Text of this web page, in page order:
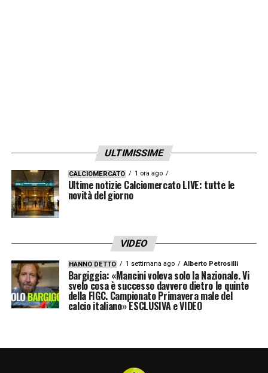
ULTIMISSIME
CALCIOMERCATO 1 ora ago
Ultime notizie Calciomercato LIVE: tutte le
novità del giorno
VIDEO
HANNO DETTO 1 settimana ago Alberto Petrosilli
Bargiggia: «Mancini voleva solo la Nazionale. Vi
svelo cosa è successo davvero dietro le quinte
della FIGC. Campionato Primavera male del
calcio italiano» ESCLUSIVA e VIDEO